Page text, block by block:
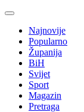
Najnovije
Popularno
Županija
BiH
Svijet
Sport
Magazin
Pretraga